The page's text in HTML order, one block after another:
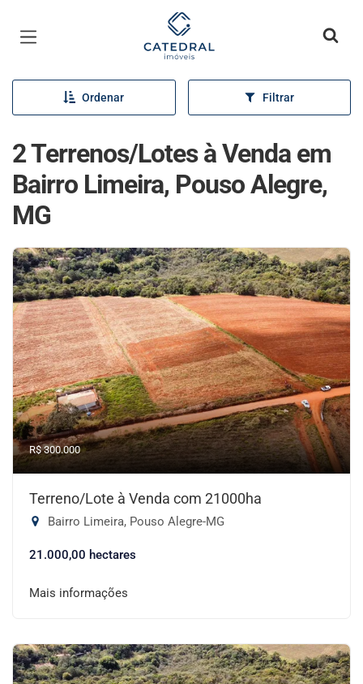
Página inicial
Ordenar Filtrar
2 Terrenos/Lotes à Venda em
Bairro Limeira, Pouso Alegre,
MG
R$ 300.000
Terreno/Lote à Venda com 21000ha
Bairro Limeira, Pouso Alegre-MG
21.000,00 hectares
Mais informações